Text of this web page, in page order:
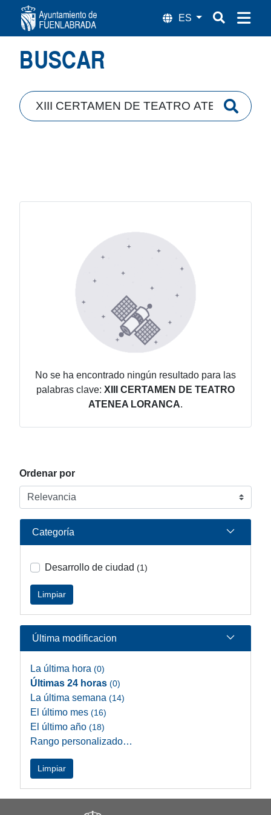
Búsqueda
BUSCAR
Ordenar por
Categoría
Desarrollo de ciudad (1)
Limpiar
Última modificacion
La última hora (0)
Últimas 24 horas (0)
La última semana (14)
El último mes (16)
El último año (18)
Rango personalizado…
Limpiar
No se ha encontrado ningún resultado para las
palabras clave: XIII CERTAMEN DE TEATRO
ATENEA LORANCA.